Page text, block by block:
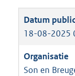
18-08-2025
Son en